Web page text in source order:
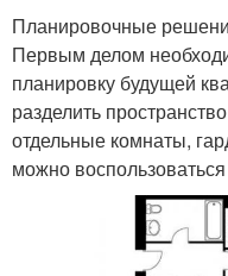
Планировочные
Первым делом
планировку будущей
разделить
отдельные комнаты,
можно